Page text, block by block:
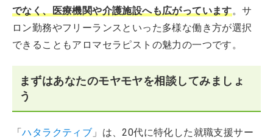
でなく、医療機関や介護施設へも広がっています。サ
ロン勤務やフリーランスといった多様な働き方が選択
できることもアロマセラピストの魅力の一つです。
まずはあなたのモヤモヤを相談してみましょ
う
「ハタラクティブ 」は、20代に特化した就職支援サー